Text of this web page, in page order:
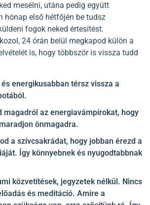
mesélni, utána pedig együtt
hónap első hétfőjén be tudsz
fogok neked értesítést.
24 órán belül megkapod külön a
is, hogy többször is vissza tudd
energikusabban térsz vissza a
magadról az energiavámpírokat, hogy
önmagadra.
a szívcsakrádat, hogy jobban érezd a
Így könnyebnek és nyugodtabbnak
közvetítések, jegyzetek nélkül. Nincs
és meditáció. Amire a